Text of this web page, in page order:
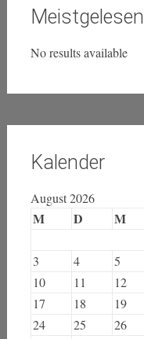
Meistgelesen
No results available
Kalender
August 2026
M D M
3
4 5
10
11 12
17
18 19
24
25 26